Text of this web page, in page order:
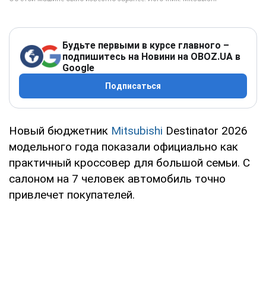
Будьте первыми в курсе главного –
подпишитесь на Новини на OBOZ.UA в
Google
Подписаться
Новый бюджетник Mitsubishi Destinator 2026
модельного года показали официально как
практичный кроссовер для большой семьи. С
салоном на 7 человек автомобиль точно
привлечет покупателей.